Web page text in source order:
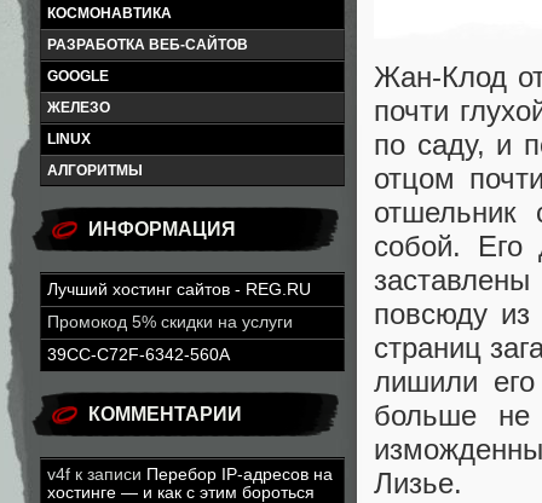
КОСМОНАВТИКА
РАЗРАБОТКА ВЕБ-САЙТОВ
GOOGLE
ЖЕЛЕЗО
LINUX
АЛГОРИТМЫ
ИНФОРМАЦИЯ
Лучший хостинг сайтов - REG.RU
Промокод 5% скидки на услуги
39CC-C72F-6342-560A
КОММЕНТАРИИ
v4f к записи Перебор IP-адресов на
хостинге — и как с этим бороться
Жан-Клод
почти
по саду, и
отцом
отшельник
собой.
повсюду из
страниц
лишили
больше
Лизье.